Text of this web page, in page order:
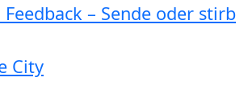
– Sende oder stirb
City